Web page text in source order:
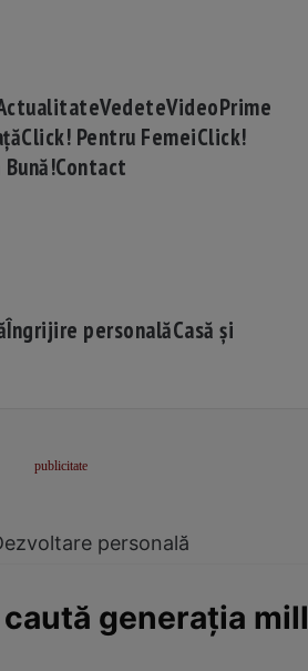
VedeteVideoPrime
Click! Pentru FemeiClick!
Contact
Îngrijire personalăCasă și
personală
generaţia